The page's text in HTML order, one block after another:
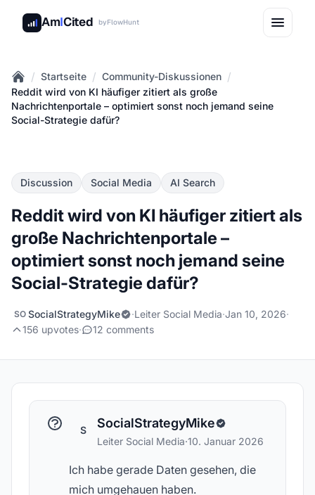
AmICited byFlowHunt
Home
/ Startseite / Community-Diskussionen /
Reddit wird von KI häufiger zitiert als große
Nachrichtenportale – optimiert sonst noch jemand seine
Social-Strategie dafür?
Discussion Social Media AI Search
Reddit wird von KI häufiger zitiert als
große Nachrichtenportale –
optimiert sonst noch jemand seine
Social-Strategie dafür?
SO SocialStrategyMike ·Leiter Social Media·Jan 10, 2026·
156 upvotes· 12 comments
S SocialStrategyMike
Leiter Social Media·10. Januar 2026
Ich habe gerade Daten gesehen, die
mich umgehauen haben.